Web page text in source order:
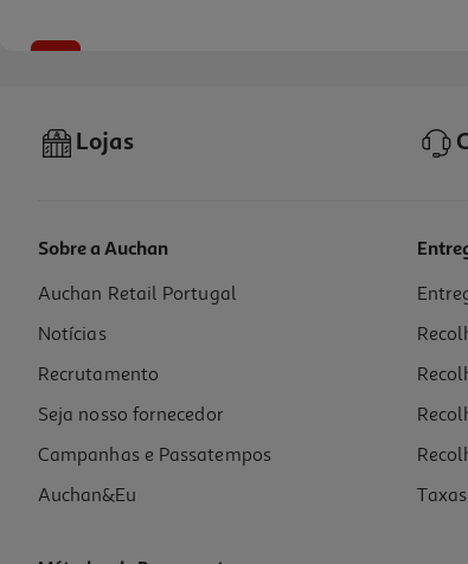
Livro A Mulher Do Meu Marido De Alice Feeney
17.51 €/un
17,51 €
Lojas
Sobre a Auchan
Auchan Retail Portugal
Notícias
Recrutamento
Seja nosso fornecedor
Campanhas e Passatempos
Auchan&Eu